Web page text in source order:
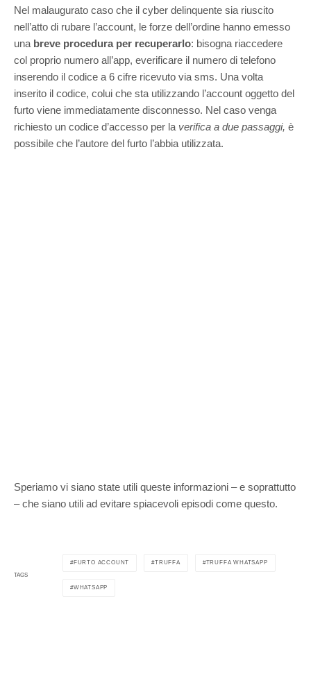
Nel malaugurato caso che il cyber delinquente sia riuscito
nell’atto di rubare l’account, le forze dell’ordine hanno emesso
una breve procedura per recuperarlo: bisogna riaccedere
col proprio numero all’app, everificare il numero di telefono
inserendo il codice a 6 cifre ricevuto via sms. Una volta
inserito il codice, colui che sta utilizzando l’account oggetto del
furto viene immediatamente disconnesso. Nel caso venga
richiesto un codice d’accesso per la verifica a due passaggi, è
possibile che l’autore del furto l’abbia utilizzata.
Speriamo vi siano state utili queste informazioni – e soprattutto
– che siano utili ad evitare spiacevoli episodi come questo.
TAGS
FURTO ACCOUNT TRUFFA TRUFFA WHATSAPP
WHATSAPP